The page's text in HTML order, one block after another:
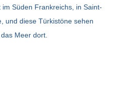
Süden Frankreichs, in Saint-
und diese Türkistöne sehen
Meer dort.